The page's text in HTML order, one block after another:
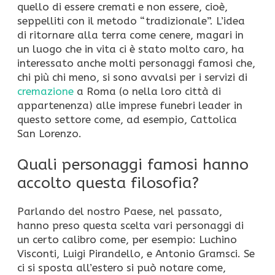
quello di essere cremati e non essere, cioè,
seppelliti con il metodo “tradizionale”. L’idea
di ritornare alla terra come cenere, magari in
un luogo che in vita ci è stato molto caro, ha
interessato anche molti personaggi famosi che,
chi più chi meno, si sono avvalsi per i servizi di
cremazione a Roma (o nella loro città di
appartenenza) alle imprese funebri leader in
questo settore come, ad esempio, Cattolica
San Lorenzo.
Quali personaggi famosi hanno
accolto questa filosofia?
Parlando del nostro Paese, nel passato,
hanno preso questa scelta vari personaggi di
un certo calibro come, per esempio: Luchino
Visconti, Luigi Pirandello, e Antonio Gramsci. Se
ci si sposta all’estero si può notare come,